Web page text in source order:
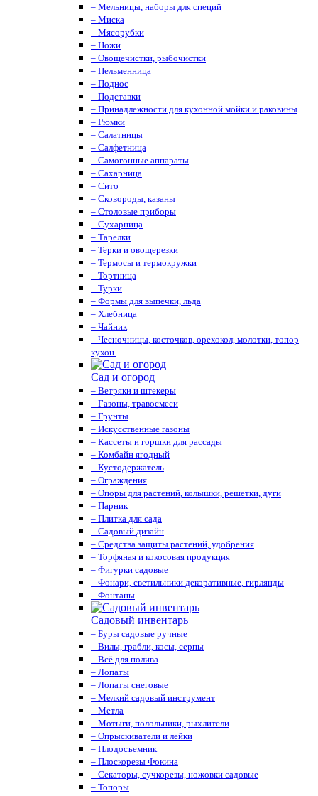
– Мельницы, наборы для специй
– Миска
– Мясорубки
– Ножи
– Овощечистки, рыбочистки
– Пельменница
– Поднос
– Подставки
– Принадлежности для кухонной мойки и раковины
– Рюмки
– Салатницы
– Салфетница
– Самогонные аппараты
– Сахарница
– Сито
– Сковороды, казаны
– Столовые приборы
– Сухарница
– Тарелки
– Терки и овощерезки
– Термосы и термокружки
– Тортница
– Турки
– Формы для выпечки, льда
– Хлебница
– Чайник
– Чесночницы, косточков, орехокол, молотки, топор
кухон.
Сад и огород
– Ветряки и штекеры
– Газоны, травосмеси
– Грунты
– Искусственные газоны
– Кассеты и горшки для рассады
– Комбайн ягодный
– Кустодержатель
– Ограждения
– Опоры для растений, колышки, решетки, дуги
– Парник
– Плитка для сада
– Садовый дизайн
– Средства защиты растений, удобрения
– Торфяная и кокосовая продукция
– Фигурки садовые
– Фонари, светильники декоративные, гирлянды
– Фонтаны
Садовый инвентарь
– Буры садовые ручные
– Вилы, грабли, косы, серпы
– Всё для полива
– Лопаты
– Лопаты снеговые
– Мелкий садовый инструмент
– Метла
– Мотыги, полольники, рыхлители
– Опрыскиватели и лейки
– Плодосъемник
– Плоскорезы Фокина
– Секаторы, сучкорезы, ножовки садовые
– Топоры